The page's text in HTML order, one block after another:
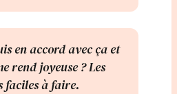
en accord avec ça et
rend joyeuse ? Les
faciles à faire.